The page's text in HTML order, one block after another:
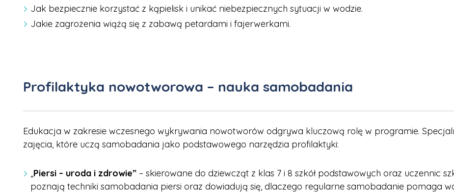
Jak bezpiecznie korzystać z kąpielisk i unikać niebezpiecznych sytuacji w wodzie.
Jakie zagrożenia wiążą się z zabawą petardami i fajerwerkami.
Profilaktyka nowotworowa – nauka samobadania
Edukacja w zakresie wczesnego wykrywania nowotworów odgrywa kluczową rolę w programie.
zajęcia, które uczą samobadania jako podstawowego narzędzia profilaktyki:
„Piersi – uroda i zdrowie” – skierowane do dziewcząt z klas 7 i 8 szkół podstawowych oraz uczennic
poznają techniki samobadania piersi oraz dowiadują się, dlaczego regularne samobadanie pomaga